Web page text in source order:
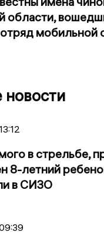
области,
мобильной
новости
в стрельбе,
8-летний
в СИЗО